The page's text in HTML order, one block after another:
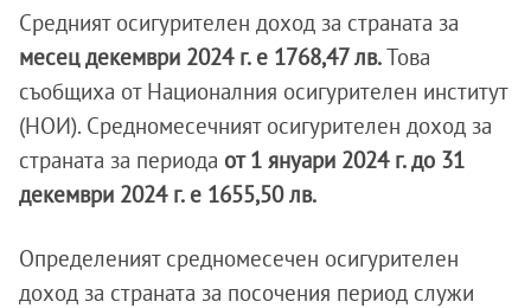
Средният осигурителен доход за страната за
месец декември 2024 г. е 1768,47 лв.Това
съобщиха от Националния осигурителен институт
(НОИ). Средномесечният осигурителен доход за
страната за периода от 1 януари 2024 г. до 31
декември 2024 г. е 1655,50 лв.
Определеният средномесечен осигурителен
доход за страната за посочения период служи